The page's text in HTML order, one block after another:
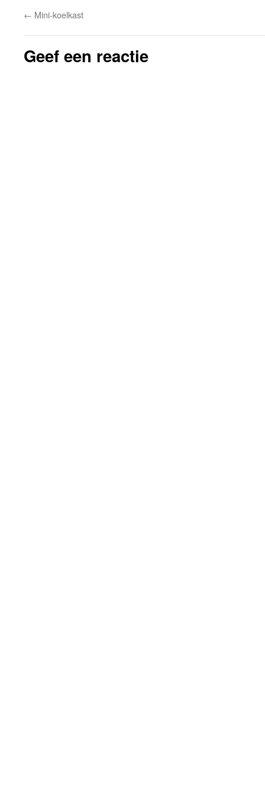
← Mini-koelkast
Geef een reactie